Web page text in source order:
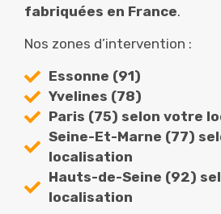
fabriquées en France.
Nos zones d’intervention :
Essonne (91)
Yvelines (78)
Paris (75) selon votre
Seine-Et-Marne (77)
localisation
Hauts-de-Seine (92)
localisation